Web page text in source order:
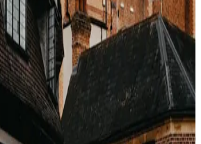
Forschung (Cialdini, Ariely)
Knappheit die
% senkt. OTAs haben das
– der Uplift durch „1 übrig" ist die
wert. Es ist eine
ignorieren